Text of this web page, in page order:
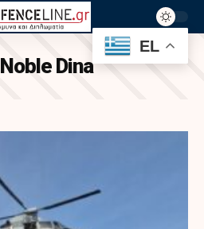
Noble Dina
EL